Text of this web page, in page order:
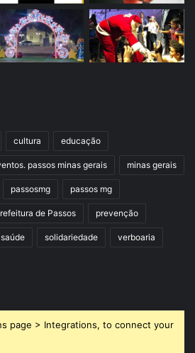
cultura educação
passos minas gerais minas gerais
passosmg passos mg
de Passos prevenção
saúde solidariedade verboaria
page > Integrations, to connect your